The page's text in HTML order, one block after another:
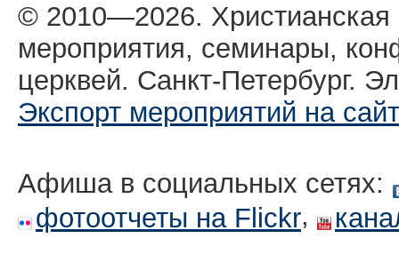
© 2010—2026.
мероприятия, семинары,
церквей. Санкт-Петербург.
Экспорт мероприятий на сайт
Афиша в социальных сетях:
фотоотчеты на Flickr,